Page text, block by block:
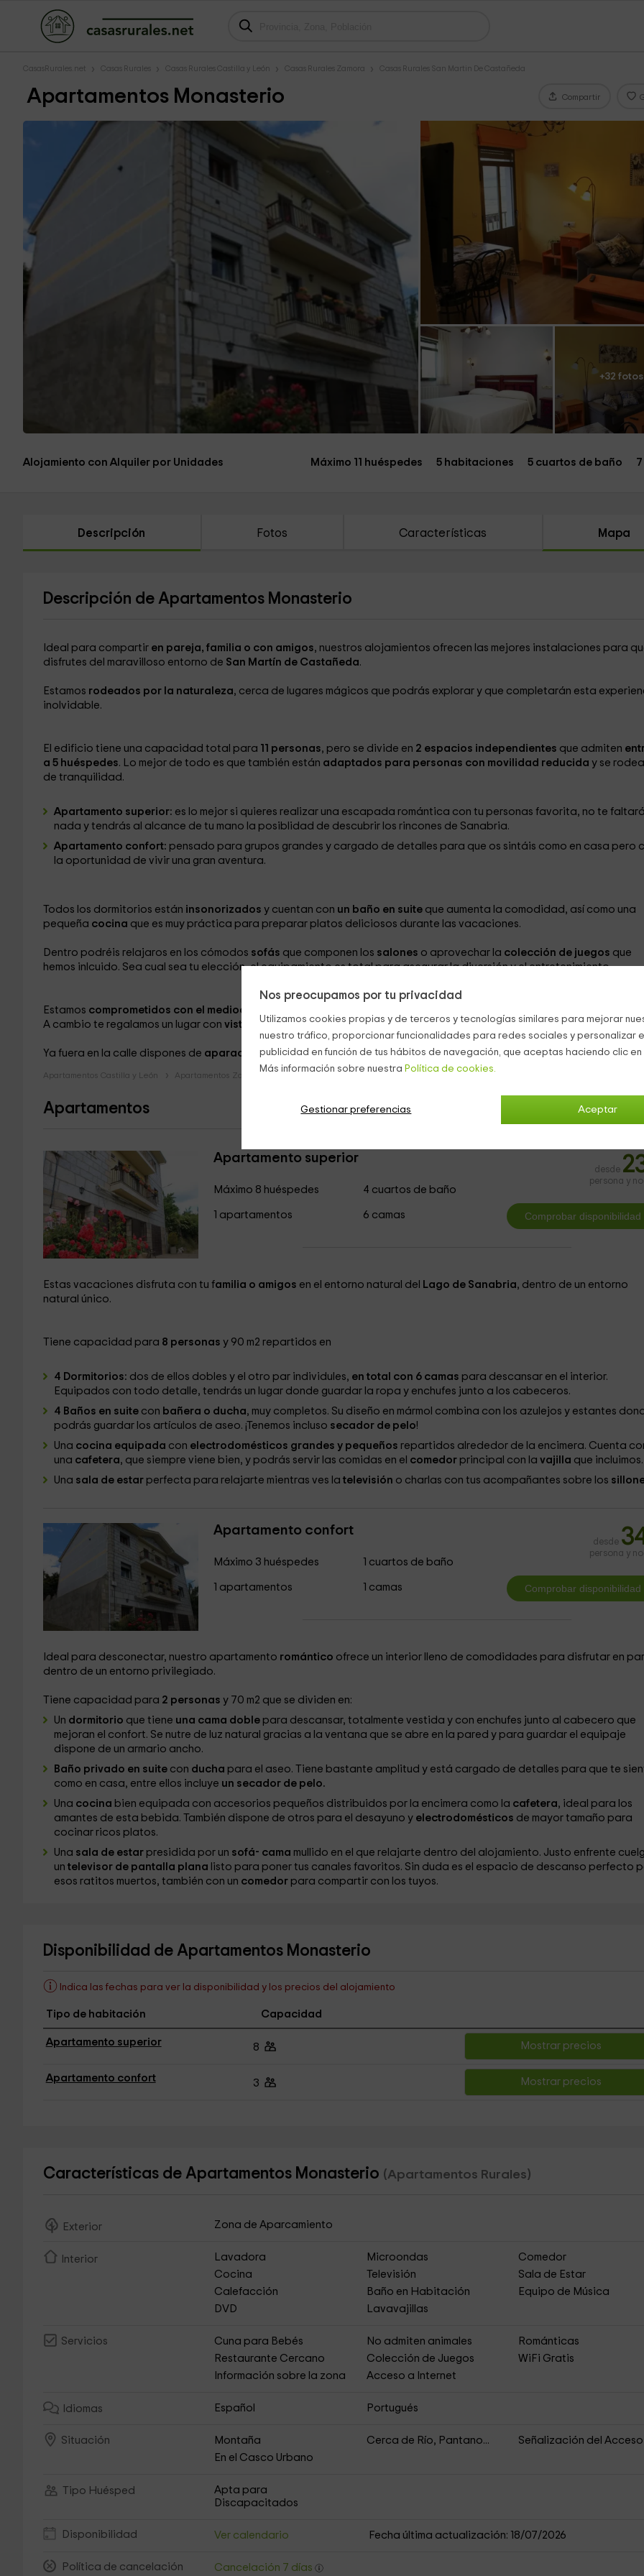
Nos preocupamos por tu privacidad
Utilizamos cookies propias y de terceros y tecnologías similares para mejorar
nuestro tráfico, proporcionar funcionalidades para redes sociales y personalizar
publicidad en función de tus hábitos de navegación, que aceptas haciendo clic
Más información sobre nuestra Política de cookies.
Aceptar
Gestionar preferencias
CasasRurales.net Casas Rurales Casas Rurales Castilla y León Casas Rurales Zamora Casas Rurales San Martin De Castañeda
Apartamentos Monasterio Compartir
+32 fotos
Alojamiento con Alquiler por Unidades Máximo 11 huéspedes 5 habitaciones 5 cuartos de baño
Descripción Fotos Características Mapa
Descripción de Apartamentos Monasterio
Ideal para compartir en pareja, familia o con amigos, nuestros alojamientos ofrecen las mejores instalaciones para
disfrutes del maravilloso entorno de San Martín de Castañeda.
Estamos rodeados por la naturaleza, cerca de lugares mágicos que podrás explorar y que completarán esta
inolvidable.
El edificio tiene una capacidad total para 11 personas, pero se divide en 2 espacios independientes que admiten
a 5 huéspedes. Lo mejor de todo es que también están adaptados para personas con movilidad reducida y se
de tranquilidad.
Apartamento superior: es lo mejor si quieres realizar una escapada romántica con tu personas favorita, no te
nada y tendrás al alcance de tu mano la posiblidad de descubrir los rincones de Sanabria.
Apartamento confort: pensado para grupos grandes y cargado de detalles para que os sintáis como en casa pero
la oportunidad de vivir una gran aventura.
Todos los dormitorios están insonorizados y cuentan con un baño en suiteque aumenta la comodidad, así como una
pequeña cocina que es muy práctica para preparar platos deliciosos durante las vacaciones.
Dentro podréis relajaros en los cómodos sofás que componen los salones o aprovechar la colección de juegos que
hemos inlcuido. Sea cual sea tu elección, el equipamiento es total para asegurar la diversión y el entretenimiento.
Estamos comprometidos con el medioambiente
A cambio te regalamos un lugar con vistas privilegiadasal exterior y hasta una zonaprivada de playa .
Ya fuera en la calle dispones de aparacamientopara estacionar tu vehículo.
Apartamentos Castilla y León Apartamentos Zamora
Apartamentos
Apartamento superior
Máximo 8 huéspedes
1 apartamentos
4 cuartos de baño
6 camas
desde
persona y
Estas vacaciones disfruta con tu familia o amigos en el entorno natural del Lago de Sanabria, dentro de un entorno
natural único.
Tiene capacidad para 8 personas y 90 m2 repartidos en
4 Dormitorios: dos de ellos dobles y el otro par individules, en total con 6 camas para descansar en el interior.
Equipados con todo detalle, tendrás un lugar donde guardar la ropa y enchufes junto a los cabeceros.
4 Baños en suitecon bañera o ducha, muy completos. Su diseño en mármol combina con los azulejos y estantes
podrás guardar los artículos de aseo. ¡Tenemos incluso secador de pelo!
Una cocina equipada con electrodomésticos grandes y pequeños repartidos alrededor de la encimera. Cuenta
una cafetera, que siempre viene bien, y podrás servir las comidas en el comedor principal con la vajilla que incluimos.
Una sala de estarperfecta para relajarte mientras ves la televisión o charlas con tus acompañantes sobre los
Apartamento confort
Máximo 3 huéspedes
1 apartamentos
1 cuartos de baño
1 camas
desde
persona y
Ideal para desconectar, nuestro apartamento romántico ofrece un interior lleno de comodidades para disfrutar en
dentro de un entorno privilegiado.
Tiene capacidad para 2 personas y 70 m2 que se dividen en:
Un dormitorio que tiene una cama doblepara descansar, totalmente vestida y con enchufes junto al cabecero que
mejoran el confort. Se nutre de luz natural gracias a la ventana que se abre en la pared y para guardar el equipaje
dispone de un armario ancho.
Baño privado en suitecon ducha para el aseo. Tiene bastante amplitud y está cargado de detalles para que te
como en casa, entre ellos incluye un secador de pelo.
Una cocina bien equipada con accesorios pequeños distribuidos por la encimera como la cafetera, ideal para los
amantes de esta bebida. También dispone de otros para el desayuno y electrodomésticos de mayor tamaño para
cocinar ricos platos.
Una sala de estarpresidida por un sofá- cama mullido en el que relajarte dentro del alojamiento. Justo enfrente
un televisor de pantalla plana listo para poner tus canales favoritos. Sin duda es el espacio de descanso perfecto
esos ratitos muertos, también con un comedor para compartir con los tuyos.
Disponibilidad de Apartamentos Monasterio
Indica las fechas para ver la disponibilidad y los precios del alojamiento
Tipo de habitación Capacidad
Apartamento superior 8 Mostrar precios
Apartamento confort 3 Mostrar precios
Características de Apartamentos Monasterio (Apartamentos Rurales)
Exterior Zona de Aparcamiento
Interior Lavadora Microondas
Comedor
Cocina
Televisión
Sala de Estar
Calefacción
Baño en Habitación
Equipo de Música
DVD
Lavavajillas
Servicios Cuna para Bebés No admiten animales
Románticas
Restaurante Cercano
Colección de Juegos
WiFi Gratis
Información sobre la zona
Acceso a Internet
Idiomas Español Portugués
Situación Montaña Cerca de Río, Pantano...
Señalización del Acceso
En el Casco Urbano
Tipo Huésped
Apta para
Discapacitados
Disponibilidad Ver calendario Fecha última actualización: 18/07/2026
Política de cancelación Cancelación 7 días